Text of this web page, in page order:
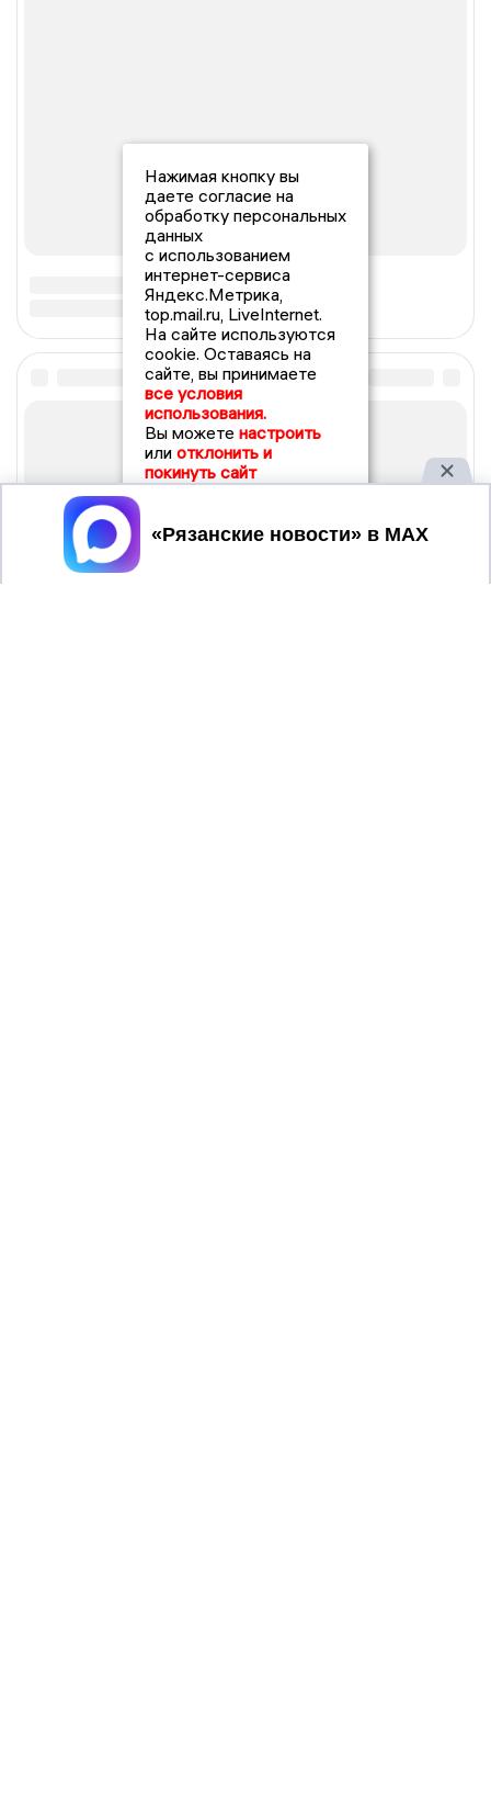
Нажимая кнопку вы
даете согласие на
обработку персональных
данных
с использованием
интернет-сервиса
Яндекс.Метрика,
top.mail.ru, LiveInternet.
На сайте используются
cookie. Оставаясь на
сайте, вы принимаете
все условия
использования.
Вы можете настроить
или отклонить и
покинуть сайт
Принять